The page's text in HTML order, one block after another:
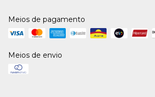
Meios de pagamento
Meios de envio